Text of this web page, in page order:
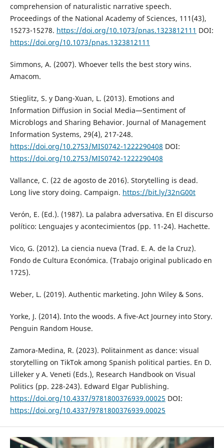
comprehension of naturalistic narrative speech.
Proceedings of the National Academy of Sciences, 111(43),
15273-15278. https://doi.org/10.1073/pnas.1323812111 DOI:
https://doi.org/10.1073/pnas.1323812111
Simmons, A. (2007). Whoever tells the best story wins.
Amacom.
Stieglitz, S. y Dang-Xuan, L. (2013). Emotions and
Information Diffusion in Social Media—Sentiment of
Microblogs and Sharing Behavior. Journal of Management
Information Systems, 29(4), 217-248.
https://doi.org/10.2753/MIS0742-1222290408 DOI:
https://doi.org/10.2753/MIS0742-1222290408
Vallance, C. (22 de agosto de 2016). Storytelling is dead.
Long live story doing. Campaign. https://bit.ly/32nG00t
Verón, E. (Ed.). (1987). La palabra adversativa. En El discurso
político: Lenguajes y acontecimientos (pp. 11-24). Hachette.
Vico, G. (2012). La ciencia nueva (Trad. E. A. de la Cruz).
Fondo de Cultura Económica. (Trabajo original publicado en
1725).
Weber, L. (2019). Authentic marketing. John Wiley & Sons.
Yorke, J. (2014). Into the woods. A five-Act Journey into Story.
Penguin Random House.
Zamora-Medina, R. (2023). Politainment as dance: visual
storytelling on TikTok among Spanish political parties. En D.
Lilleker y A. Veneti (Eds.), Research Handbook on Visual
Politics (pp. 228-243). Edward Elgar Publishing.
https://doi.org/10.4337/9781800376939.00025 DOI:
https://doi.org/10.4337/9781800376939.00025